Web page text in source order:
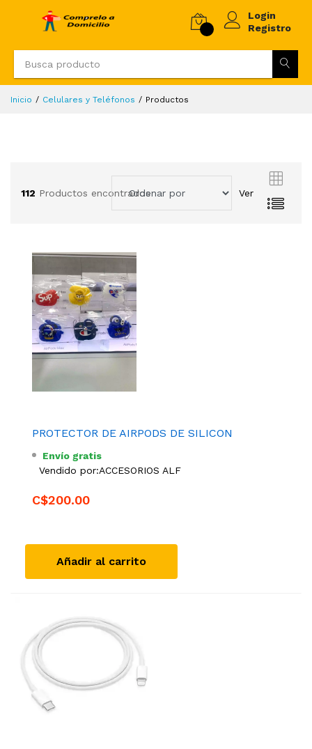
Login
Registro
Inicio Celulares y Teléfonos Productos
112 Productos encontrados Ver
PROTECTOR DE AIRPODS DE SILICON
Envío gratis
Vendido por:ACCESORIOS ALF
C$200.00
Añadir al carrito